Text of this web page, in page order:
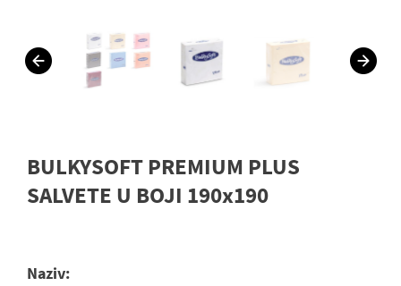
BULKYSOFT PREMIUM PLUS
SALVETE U BOJI 190x190
Naziv: